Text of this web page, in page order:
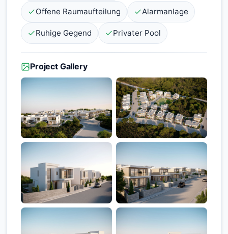
Offene Raumaufteilung Alarmanlage
Ruhige Gegend Privater Pool
Project Gallery